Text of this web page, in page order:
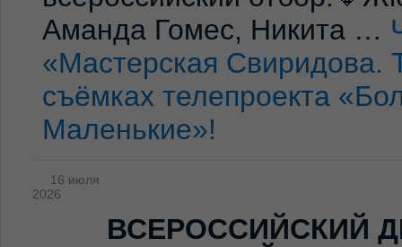
Аманда Гомес, Никита …
«Мастерская Свиридова.
съёмках телепроекта
Маленькие»!
16 июля
2026
ВСЕРОССИЙСКИЙ